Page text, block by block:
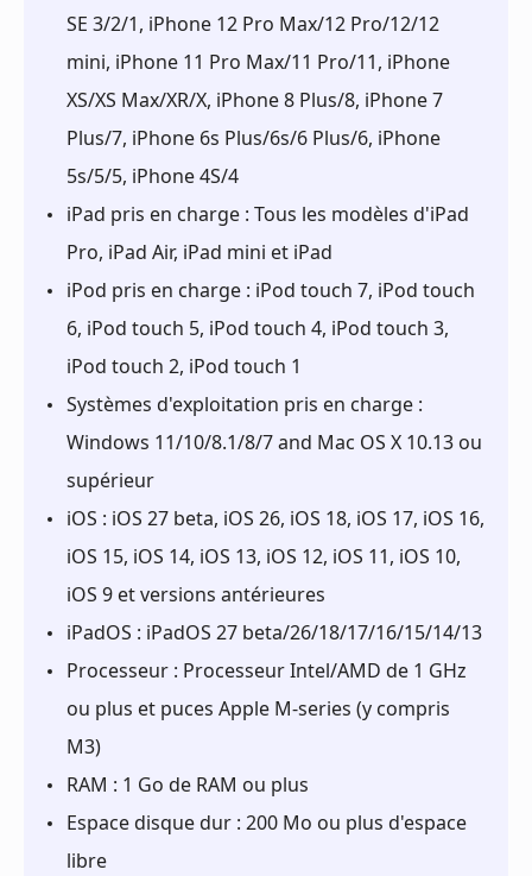
SE 3/2/1, iPhone 12 Pro Max/12 Pro/12/12
mini, iPhone 11 Pro Max/11 Pro/11, iPhone
XS/XS Max/XR/X, iPhone 8 Plus/8, iPhone 7
Plus/7, iPhone 6s Plus/6s/6 Plus/6, iPhone
5s/5/5, iPhone 4S/4
iPad pris en charge : Tous les modèles d'iPad
Pro, iPad Air, iPad mini et iPad
iPod pris en charge : iPod touch 7, iPod touch
6, iPod touch 5, iPod touch 4, iPod touch 3,
iPod touch 2, iPod touch 1
Systèmes d'exploitation pris en charge :
Windows 11/10/8.1/8/7 and Mac OS X 10.13 ou
supérieur
iOS : iOS 27 beta, iOS 26, iOS 18, iOS 17, iOS 16,
iOS 15, iOS 14, iOS 13, iOS 12, iOS 11, iOS 10,
iOS 9 et versions antérieures
iPadOS : iPadOS 27 beta/26/18/17/16/15/14/13
Processeur : Processeur Intel/AMD de 1 GHz
ou plus et puces Apple M-series (y compris
M3)
RAM : 1 Go de RAM ou plus
Espace disque dur : 200 Mo ou plus d'espace
libre